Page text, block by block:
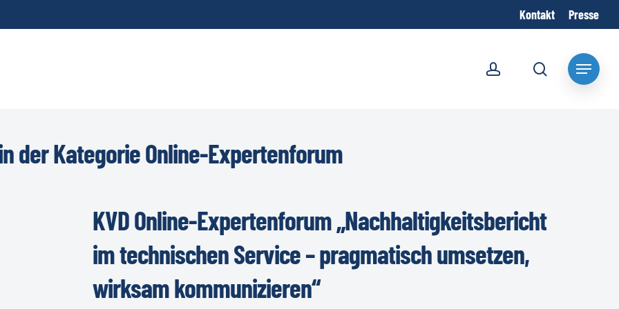
Kontakt Presse
Menu
search
der Kategorie Online-Expertenforum
KVD Online-Expertenforum „Nachhaltigkeitsbericht
im technischen Service – pragmatisch umsetzen,
wirksam kommunizieren“